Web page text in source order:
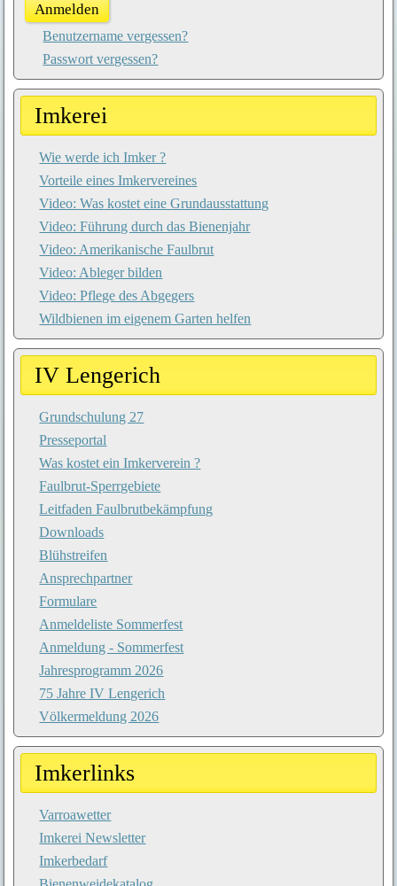
Anmelden
Benutzername vergessen?
Passwort vergessen?
Imkerei
Wie werde ich Imker ?
Vorteile eines Imkervereines
Video: Was kostet eine Grundausstattung
Video: Führung durch das Bienenjahr
Video: Amerikanische Faulbrut
Video: Ableger bilden
Video: Pflege des Abgegers
Wildbienen im eigenem Garten helfen
IV Lengerich
Grundschulung 27
Presseportal
Was kostet ein Imkerverein ?
Faulbrut-Sperrgebiete
Leitfaden Faulbrutbekämpfung
Downloads
Blühstreifen
Ansprechpartner
Formulare
Anmeldeliste Sommerfest
Anmeldung - Sommerfest
Jahresprogramm 2026
75 Jahre IV Lengerich
Völkermeldung 2026
Imkerlinks
Varroawetter
Imkerei Newsletter
Imkerbedarf